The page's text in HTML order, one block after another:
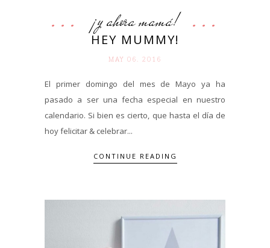
¡y ahora mamá!
HEY MUMMY!
MAY 06. 2016
El primer domingo del mes de Mayo ya ha
pasado a ser una fecha especial en nuestro
calendario. Si bien es cierto, que hasta el día de
hoy felicitar & celebrar...
CONTINUE READING